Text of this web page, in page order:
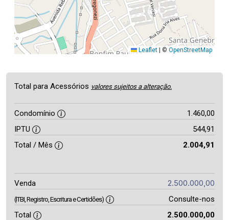
Leaflet © OpenStreetMap
Total para Acessórios valores sujeitos a alteração.
Condomínio
1.460,00
IPTU
544,91
Total / Mês
2.004,91
Venda 2.500.000,00
(ITBI, Registro, Escritura e Certidões)
Consulte-nos
Total
2.500.000,00